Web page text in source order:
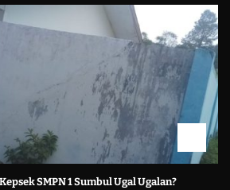
SMPN 1 Sumbul Ugal Ugalan?